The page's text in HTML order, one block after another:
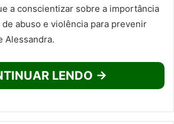
a conscientizar sobre a importância
abuso e violência para prevenir
Alessandra.
LENDO →